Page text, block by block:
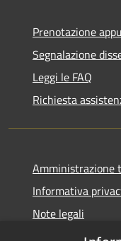
Prenotazione
Segnalazione
Leggi le FAQ
Richiesta
Amministrazione
Informativa
Note legali
Dichiarazione di